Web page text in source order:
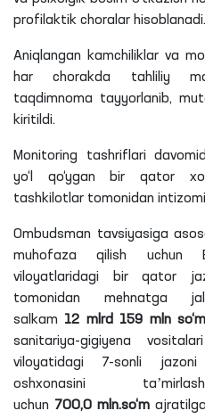
profilaktik choralar hisoblanadi.
Aniqlangan kamchiliklar va
har chorakda tahliliy
taqdimnoma tayyorlanib,
kiritildi.
Monitoring tashriflari
yo‘l qo‘ygan bir qator
tashkilotlar tomonidan
Ombudsman tavsiyasiga
muhofaza qilish uchun
viloyatlaridagi bir qator
tomonidan mehnatga
salkam 12 mlrd 159 mln
sanitariya-gigiyena
viloyatidagi 7-sonli
oshxonasini
uchun 700,0 mln.so‘m